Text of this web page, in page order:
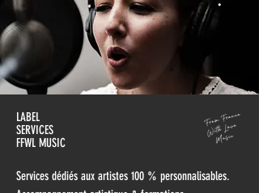
LABEL
SERVICES
FFWL MUSIC
Services dédiés aux artistes 100 % personnalisables.